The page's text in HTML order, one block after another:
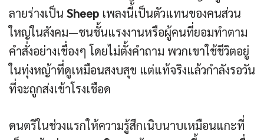
ลายร่างเป็น Sheep เพลงนี้เป็นตัวแทนของคนส่วน
ใหญ่ในสังคม—ชนชั้นแรงงานหรือผู้คนที่ยอมทำตาม
คำสั่งอย่างเชื่องๆ โดยไม่ตั้งคำถาม พวกเขาใช้ชีวิตอยู่
ในทุ่งหญ้าที่ดูเหมือนสงบสุข แต่แท้จริงแล้วกำลังรอวัน
ที่จะถูกส่งเข้าโรงเชือด
ดนตรีในช่วงแรกให้ความรู้สึกเนิบนาบเหมือนแกะที่